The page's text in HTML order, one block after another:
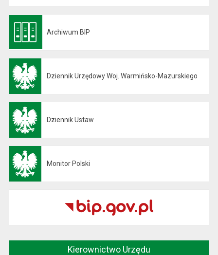
Archiwum BIP
Dziennik Urzędowy Woj. Warmińsko-Mazurskiego
Dziennik Ustaw
Monitor Polski
Kierownictwo Urzędu